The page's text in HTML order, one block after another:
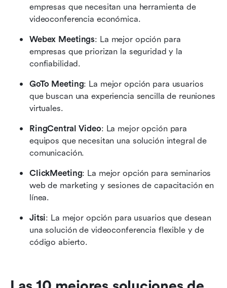
empresas que necesitan una herramienta de
videoconferencia económica.
Webex Meetings: La mejor opción para
empresas que priorizan la seguridad y la
confiabilidad.
GoTo Meeting: La mejor opción para usuarios
que buscan una experiencia sencilla de reuniones
virtuales.
RingCentral Video: La mejor opción para
equipos que necesitan una solución integral de
comunicación.
ClickMeeting: La mejor opción para seminarios
web de marketing y sesiones de capacitación en
línea.
Jitsi: La mejor opción para usuarios que desean
una solución de videoconferencia flexible y de
código abierto.